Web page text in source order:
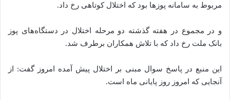
مربوط به سامانه پوزها بود که اختلال کوتاهی رخ داد.
و در مجموع در هفته گذشته دو مرحله اختلال در دستگاه‌های پوز
بانک ملت رخ داد که با تلاش همکاران برطرف شد.
این منبع در پاسخ سوال مبنی بر اختلال پیش آ‌مد‌ه امروز گفت: از
آنجایی که امروز روز پایانی ماه است.